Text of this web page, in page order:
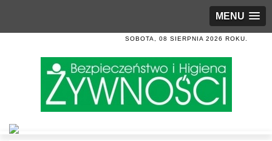
MENU
SOBOTA, 08 SIERPNIA 2026 ROKU.